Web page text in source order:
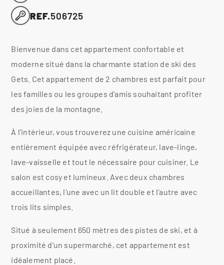
REF.506725
Bienvenue dans cet appartement confortable et
moderne situé dans la charmante station de ski des
Gets. Cet appartement de 2 chambres est parfait pour
les familles ou les groupes d’amis souhaitant profiter
des joies de la montagne.
À l’intérieur, vous trouverez une cuisine américaine
entièrement équipée avec réfrigérateur, lave-linge,
lave-vaisselle et tout le nécessaire pour cuisiner. Le
salon est cosy et lumineux. Avec deux chambres
accueillantes, l’une avec un lit double et l’autre avec
trois lits simples.
Situé à seulement 650 mètres des pistes de ski, et à
proximité d’un supermarché, cet appartement est
idéalement placé.